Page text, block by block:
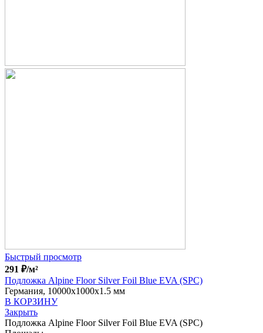
Быстрый просмотр
291 ₽/м²
Подложка Alpine Floor Silver Foil Blue EVA (SPC)
Германия, 10000x1000x1.5 мм
В КОРЗИНУ
Закрыть
Подложка Alpine Floor Silver Foil Blue EVA (SPC)